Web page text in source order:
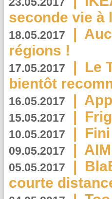
seconde vie à
18.05.2017 |
régions !
17.05.2017 | Le
bientôt
16.05.2017 |
15.05.2017 |
10.05.2017 |
09.05.2017 |
05.05.2017 |
courte